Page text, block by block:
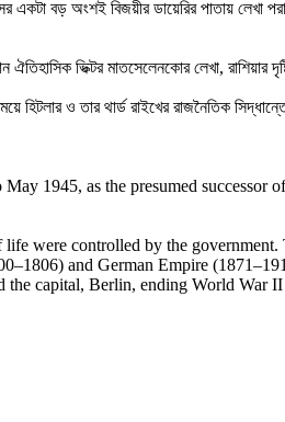
বড় অংশই বিজয়ীর ডায়েরির পাতায় লেখা
ঐতিহাসিক ভিক্টর মাতসেলেনকোর লেখা,
ও তার থার্ড রাইখের রাজনৈতিক
1945, as the presumed
were controlled by the
and German Empire
the capital, Berlin, ending World War